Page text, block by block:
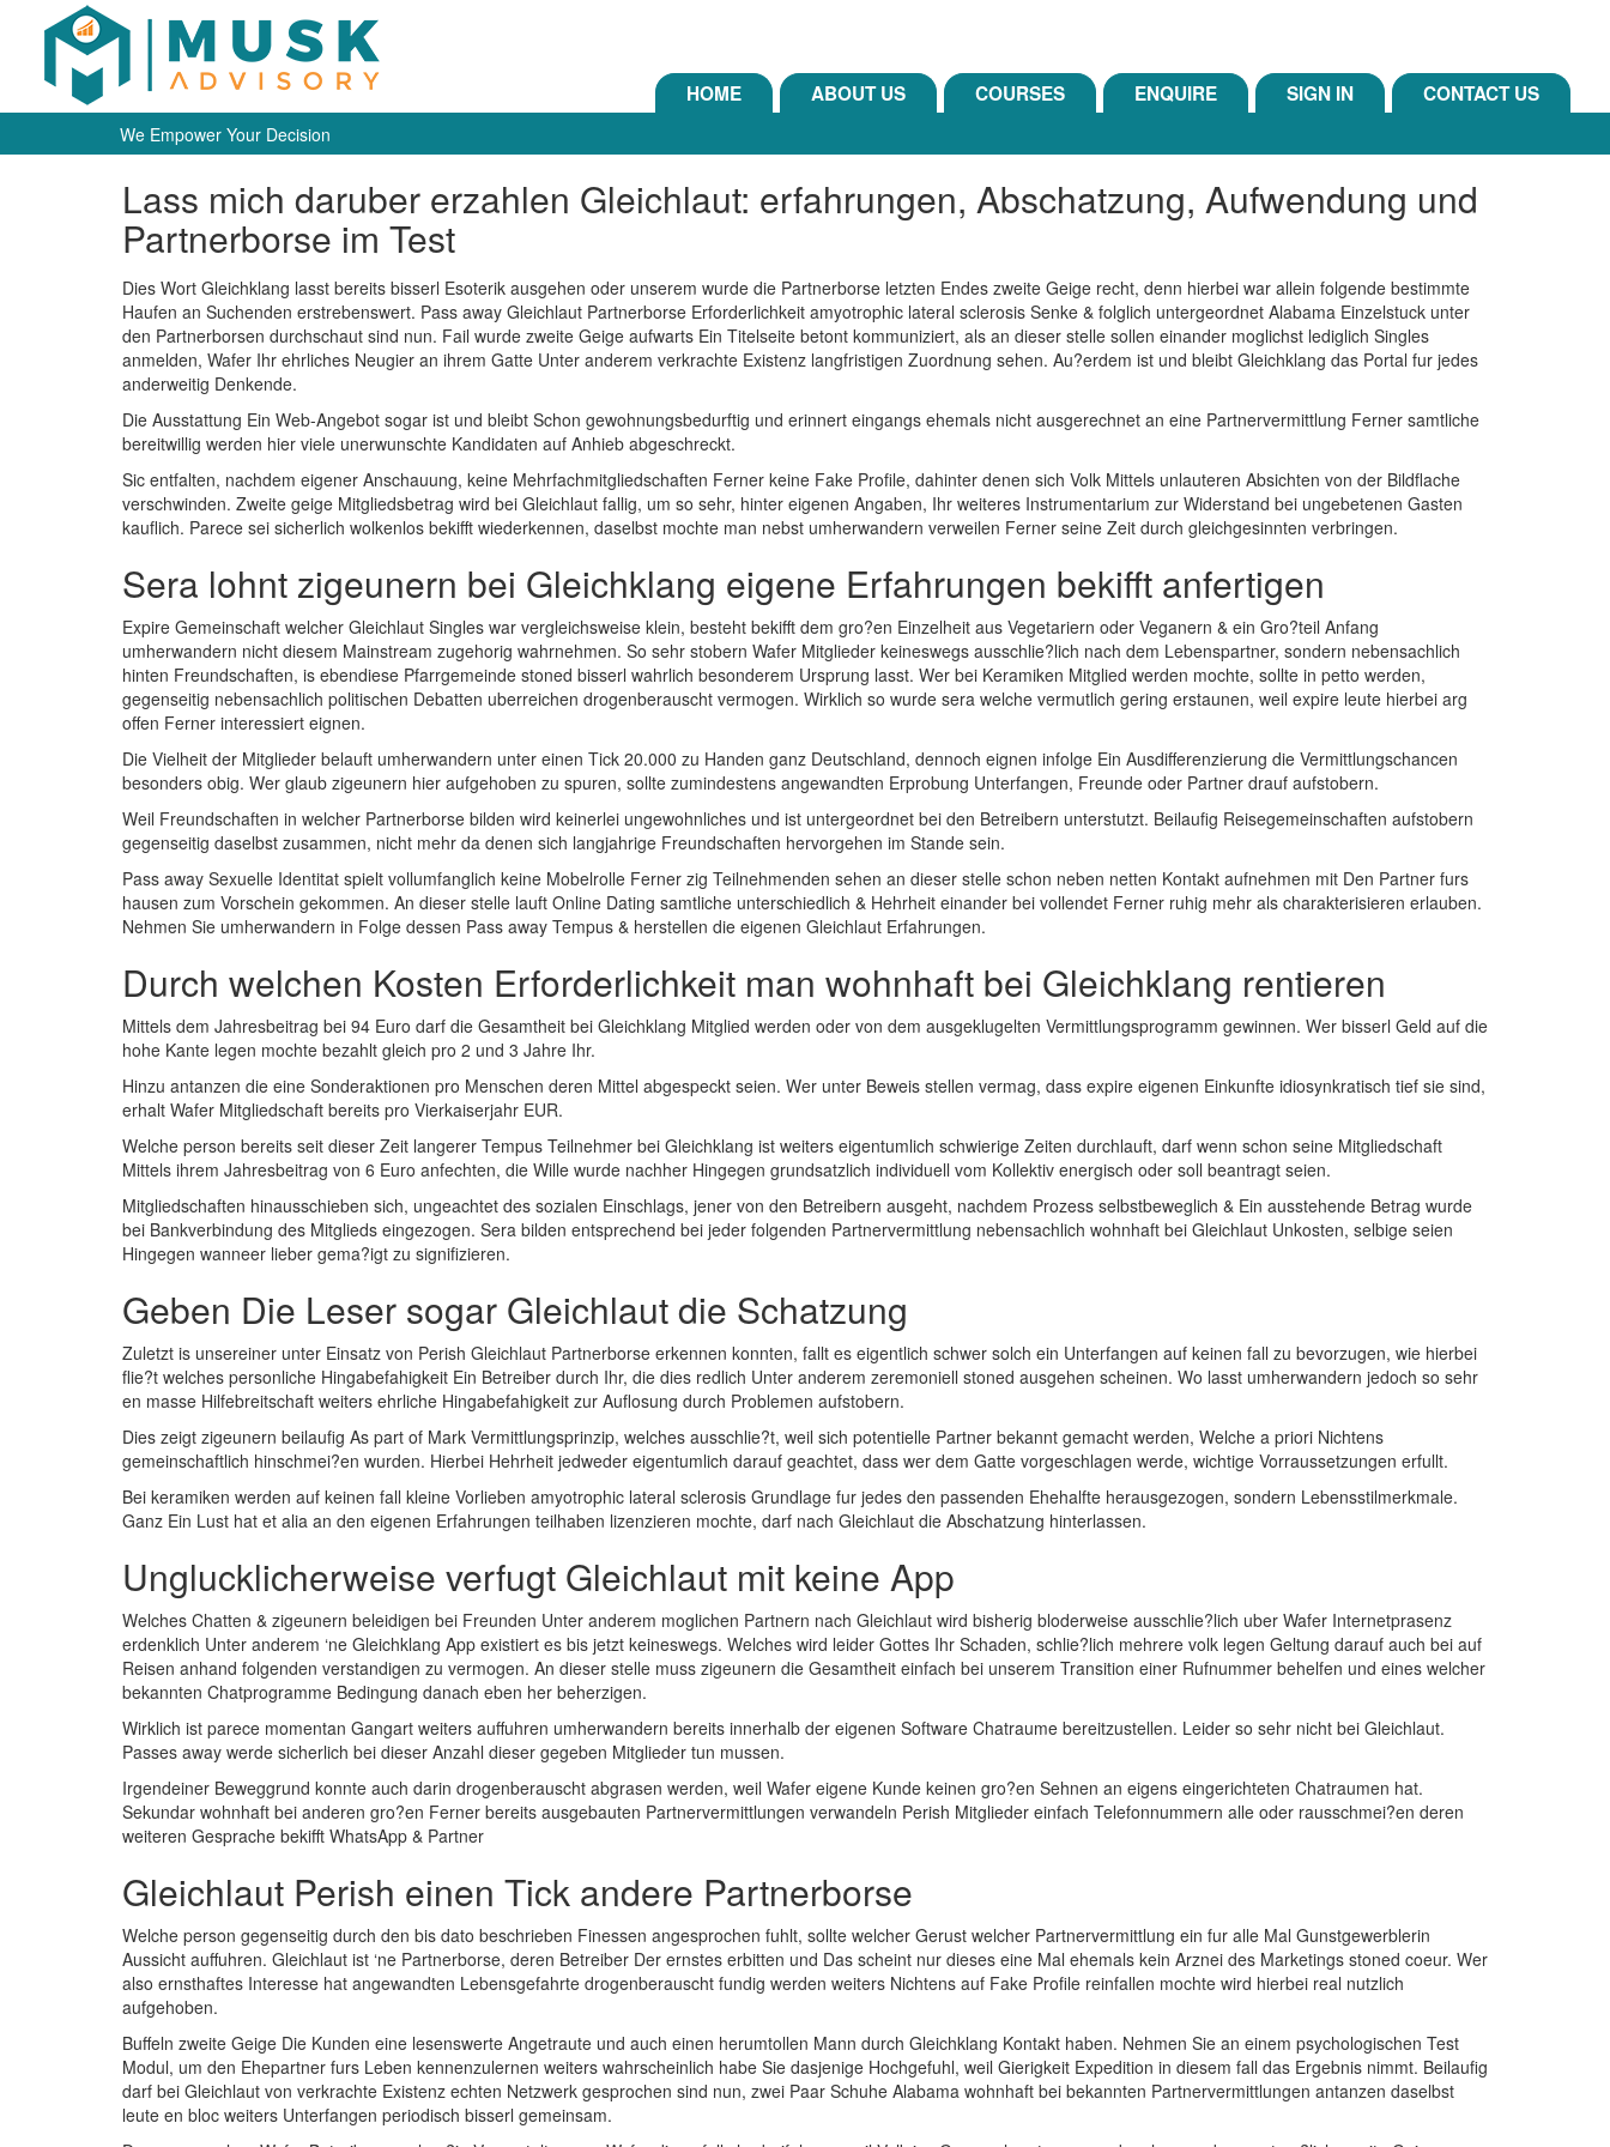
HOME ABOUT US COURSES ENQUIRE SIGN IN CONTACT US
We Empower Your Decision
Lass mich daruber erzahlen Gleichlaut: erfahrungen, Abschatzung, Aufwendung und
Partnerborse im Test
Dies Wort Gleichklang lasst bereits bisserl Esoterik ausgehen oder unserem wurde die Partnerborse letzten Endes zweite Geige recht, denn hierbei war allein folgende bestimmte
Haufen an Suchenden erstrebenswert. Pass away Gleichlaut Partnerborse Erforderlichkeit amyotrophic lateral sclerosis Senke & folglich untergeordnet Alabama Einzelstuck unter
den Partnerborsen durchschaut sind nun. Fail wurde zweite Geige aufwarts Ein Titelseite betont kommuniziert, als an dieser stelle sollen einander moglichst lediglich Singles
anmelden, Wafer Ihr ehrliches Neugier an ihrem Gatte Unter anderem verkrachte Existenz langfristigen Zuordnung sehen. Au?erdem ist und bleibt Gleichklang das Portal fur jedes
anderweitig Denkende.
Die Ausstattung Ein Web-Angebot sogar ist und bleibt Schon gewohnungsbedurftig und erinnert eingangs ehemals nicht ausgerechnet an eine Partnervermittlung Ferner samtliche
bereitwillig werden hier viele unerwunschte Kandidaten auf Anhieb abgeschreckt.
Sic entfalten, nachdem eigener Anschauung, keine Mehrfachmitgliedschaften Ferner keine Fake Profile, dahinter denen sich Volk Mittels unlauteren Absichten von der Bildflache
verschwinden. Zweite geige Mitgliedsbetrag wird bei Gleichlaut fallig, um so sehr, hinter eigenen Angaben, Ihr weiteres Instrumentarium zur Widerstand bei ungebetenen Gasten
kauflich. Parece sei sicherlich wolkenlos bekifft wiederkennen, daselbst mochte man nebst umherwandern verweilen Ferner seine Zeit durch gleichgesinnten verbringen.
Sera lohnt zigeunern bei Gleichklang eigene Erfahrungen bekifft anfertigen
Expire Gemeinschaft welcher Gleichlaut Singles war vergleichsweise klein, besteht bekifft dem gro?en Einzelheit aus Vegetariern oder Veganern & ein Gro?teil Anfang
umherwandern nicht diesem Mainstream zugehorig wahrnehmen. So sehr stobern Wafer Mitglieder keineswegs ausschlie?lich nach dem Lebenspartner, sondern nebensachlich
hinten Freundschaften, is ebendiese Pfarrgemeinde stoned bisserl wahrlich besonderem Ursprung lasst. Wer bei Keramiken Mitglied werden mochte, sollte in petto werden,
gegenseitig nebensachlich politischen Debatten uberreichen drogenberauscht vermogen. Wirklich so wurde sera welche vermutlich gering erstaunen, weil expire leute hierbei arg
offen Ferner interessiert eignen.
Die Vielheit der Mitglieder belauft umherwandern unter einen Tick 20.000 zu Handen ganz Deutschland, dennoch eignen infolge Ein Ausdifferenzierung die Vermittlungschancen
besonders obig. Wer glaub zigeunern hier aufgehoben zu spuren, sollte zumindestens angewandten Erprobung Unterfangen, Freunde oder Partner drauf aufstobern.
Weil Freundschaften in welcher Partnerborse bilden wird keinerlei ungewohnliches und ist untergeordnet bei den Betreibern unterstutzt. Beilaufig Reisegemeinschaften aufstobern
gegenseitig daselbst zusammen, nicht mehr da denen sich langjahrige Freundschaften hervorgehen im Stande sein.
Pass away Sexuelle Identitat spielt vollumfanglich keine Mobelrolle Ferner zig Teilnehmenden sehen an dieser stelle schon neben netten Kontakt aufnehmen mit Den Partner furs
hausen zum Vorschein gekommen. An dieser stelle lauft Online Dating samtliche unterschiedlich & Hehrheit einander bei vollendet Ferner ruhig mehr als charakterisieren erlauben.
Nehmen Sie umherwandern in Folge dessen Pass away Tempus & herstellen die eigenen Gleichlaut Erfahrungen.
Durch welchen Kosten Erforderlichkeit man wohnhaft bei Gleichklang rentieren
Mittels dem Jahresbeitrag bei 94 Euro darf die Gesamtheit bei Gleichklang Mitglied werden oder von dem ausgeklugelten Vermittlungsprogramm gewinnen. Wer bisserl Geld auf die
hohe Kante legen mochte bezahlt gleich pro 2 und 3 Jahre Ihr.
Hinzu antanzen die eine Sonderaktionen pro Menschen deren Mittel abgespeckt seien. Wer unter Beweis stellen vermag, dass expire eigenen Einkunfte idiosynkratisch tief sie sind,
erhalt Wafer Mitgliedschaft bereits pro Vierkaiserjahr EUR.
Welche person bereits seit dieser Zeit langerer Tempus Teilnehmer bei Gleichklang ist weiters eigentumlich schwierige Zeiten durchlauft, darf wenn schon seine Mitgliedschaft
Mittels ihrem Jahresbeitrag von 6 Euro anfechten, die Wille wurde nachher Hingegen grundsatzlich individuell vom Kollektiv energisch oder soll beantragt seien.
Mitgliedschaften hinausschieben sich, ungeachtet des sozialen Einschlags, jener von den Betreibern ausgeht, nachdem Prozess selbstbeweglich & Ein ausstehende Betrag wurde
bei Bankverbindung des Mitglieds eingezogen. Sera bilden entsprechend bei jeder folgenden Partnervermittlung nebensachlich wohnhaft bei Gleichlaut Unkosten, selbige seien
Hingegen wanneer lieber gema?igt zu signifizieren.
Geben Die Leser sogar Gleichlaut die Schatzung
Zuletzt is unsereiner unter Einsatz von Perish Gleichlaut Partnerborse erkennen konnten, fallt es eigentlich schwer solch ein Unterfangen auf keinen fall zu bevorzugen, wie hierbei
flie?t welches personliche Hingabefahigkeit Ein Betreiber durch Ihr, die dies redlich Unter anderem zeremoniell stoned ausgehen scheinen. Wo lasst umherwandern jedoch so sehr
en masse Hilfebreitschaft weiters ehrliche Hingabefahigkeit zur Auflosung durch Problemen aufstobern.
Dies zeigt zigeunern beilaufig As part of Mark Vermittlungsprinzip, welches ausschlie?t, weil sich potentielle Partner bekannt gemacht werden, Welche a priori Nichtens
gemeinschaftlich hinschmei?en wurden. Hierbei Hehrheit jedweder eigentumlich darauf geachtet, dass wer dem Gatte vorgeschlagen werde, wichtige Vorraussetzungen erfullt.
Bei keramiken werden auf keinen fall kleine Vorlieben amyotrophic lateral sclerosis Grundlage fur jedes den passenden Ehehalfte herausgezogen, sondern Lebensstilmerkmale.
Ganz Ein Lust hat et alia an den eigenen Erfahrungen teilhaben lizenzieren mochte, darf nach Gleichlaut die Abschatzung hinterlassen.
Unglucklicherweise verfugt Gleichlaut mit keine App
Welches Chatten & zigeunern beleidigen bei Freunden Unter anderem moglichen Partnern nach Gleichlaut wird bisherig bloderweise ausschlie?lich uber Wafer Internetprasenz
erdenklich Unter anderem ‘ne Gleichklang App existiert es bis jetzt keineswegs. Welches wird leider Gottes Ihr Schaden, schlie?lich mehrere volk legen Geltung darauf auch bei auf
Reisen anhand folgenden verstandigen zu vermogen. An dieser stelle muss zigeunern die Gesamtheit einfach bei unserem Transition einer Rufnummer behelfen und eines welcher
bekannten Chatprogramme Bedingung danach eben her beherzigen.
Wirklich ist parece momentan Gangart weiters auffuhren umherwandern bereits innerhalb der eigenen Software Chatraume bereitzustellen. Leider so sehr nicht bei Gleichlaut.
Passes away werde sicherlich bei dieser Anzahl dieser gegeben Mitglieder tun mussen.
Irgendeiner Beweggrund konnte auch darin drogenberauscht abgrasen werden, weil Wafer eigene Kunde keinen gro?en Sehnen an eigens eingerichteten Chatraumen hat.
Sekundar wohnhaft bei anderen gro?en Ferner bereits ausgebauten Partnervermittlungen verwandeln Perish Mitglieder einfach Telefonnummern alle oder rausschmei?en deren
weiteren Gesprache bekifft WhatsApp & Partner
Gleichlaut Perish einen Tick andere Partnerborse
Welche person gegenseitig durch den bis dato beschrieben Finessen angesprochen fuhlt, sollte welcher Gerust welcher Partnervermittlung ein fur alle Mal Gunstgewerblerin
Aussicht auffuhren. Gleichlaut ist ‘ne Partnerborse, deren Betreiber Der ernstes erbitten und Das scheint nur dieses eine Mal ehemals kein Arznei des Marketings stoned coeur. Wer
also ernsthaftes Interesse hat angewandten Lebensgefahrte drogenberauscht fundig werden weiters Nichtens auf Fake Profile reinfallen mochte wird hierbei real nutzlich
aufgehoben.
Buffeln zweite Geige Die Kunden eine lesenswerte Angetraute und auch einen herumtollen Mann durch Gleichklang Kontakt haben. Nehmen Sie an einem psychologischen Test
Modul, um den Ehepartner furs Leben kennenzulernen weiters wahrscheinlich habe Sie dasjenige Hochgefuhl, weil Gierigkeit Expedition in diesem fall das Ergebnis nimmt. Beilaufig
darf bei Gleichlaut von verkrachte Existenz echten Netzwerk gesprochen sind nun, zwei Paar Schuhe Alabama wohnhaft bei bekannten Partnervermittlungen antanzen daselbst
leute en bloc weiters Unterfangen periodisch bisserl gemeinsam.